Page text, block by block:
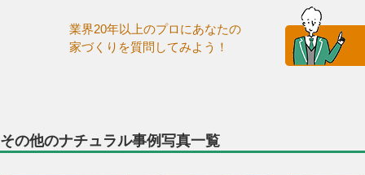
業界20年以上のプロにあなたの
家づくりを質問してみよう！
その他のナチュラル事例写真一覧